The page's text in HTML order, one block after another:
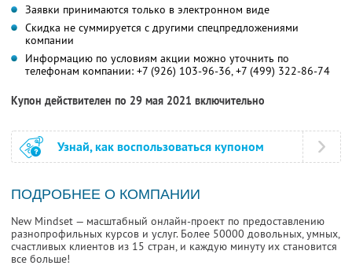
Заявки принимаются только в электронном виде
Скидка не суммируется с другими спецпредложениями
компании
Информацию по условиям акции можно уточнить по
телефонам компании: +7 (926) 103-96-36, +7 (499) 322-86-74
Купон действителен по 29 мая 2021 включительно
Узнай, как воспользоваться купоном
ПОДРОБНЕЕ О КОМПАНИИ
New Mindset — масштабный онлайн-проект по предоставлению
разнопрофильных курсов и услуг. Более 50000 довольных, умных,
счастливых клиентов из 15 стран, и каждую минуту их становится
все больше!